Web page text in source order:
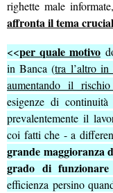
righette male
affronta il tema
<<per quale motivo
in Banca (tra l’altro
aumentando il
esigenze di continuità
prevalentemente il
coi fatti che - a
grande maggioranza
grado di
efficienza persino